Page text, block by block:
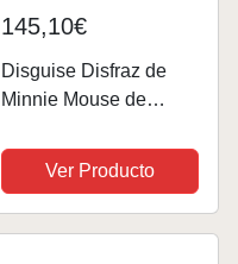
145,10€
Disguise Disfraz de
Minnie Mouse de
color morado, talla M
(8-10)
Ver Producto